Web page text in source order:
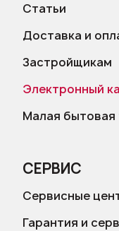
Статьи
Доставка и
Застройщикам
Электронный
Малая бытовая
СЕРВИС
Сервисные
Гарантия и